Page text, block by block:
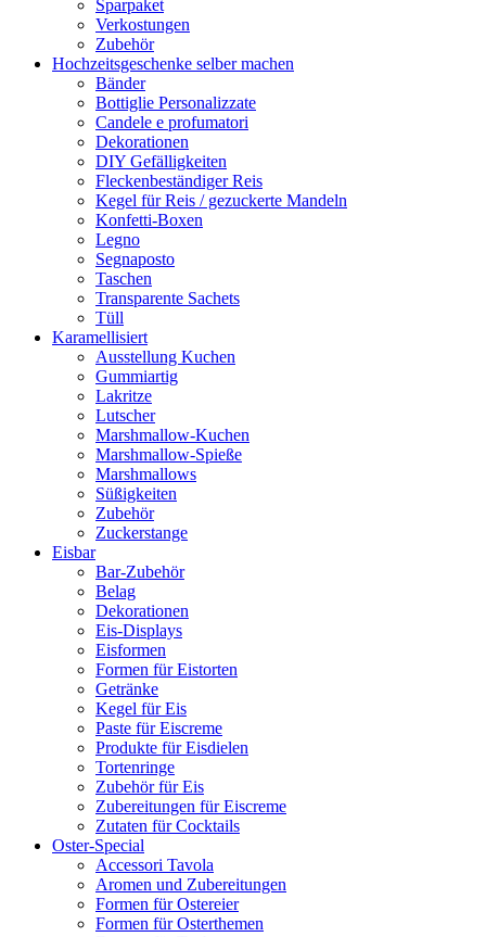
Sparpaket
Verkostungen
Zubehör
Hochzeitsgeschenke selber machen
Bänder
Bottiglie Personalizzate
Candele e profumatori
Dekorationen
DIY Gefälligkeiten
Fleckenbeständiger Reis
Kegel für Reis / gezuckerte Mandeln
Konfetti-Boxen
Legno
Segnaposto
Taschen
Transparente Sachets
Tüll
Karamellisiert
Ausstellung Kuchen
Gummiartig
Lakritze
Lutscher
Marshmallow-Kuchen
Marshmallow-Spieße
Marshmallows
Süßigkeiten
Zubehör
Zuckerstange
Eisbar
Bar-Zubehör
Belag
Dekorationen
Eis-Displays
Eisformen
Formen für Eistorten
Getränke
Kegel für Eis
Paste für Eiscreme
Produkte für Eisdielen
Tortenringe
Zubehör für Eis
Zubereitungen für Eiscreme
Zutaten für Cocktails
Oster-Special
Accessori Tavola
Aromen und Zubereitungen
Formen für Ostereier
Formen für Osterthemen